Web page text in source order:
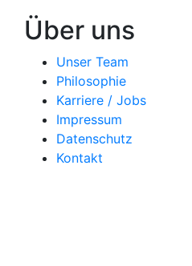
Über uns
Unser Team
Philosophie
Karriere / Jobs
Impressum
Datenschutz
Kontakt